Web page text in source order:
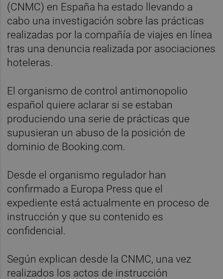
(CNMC) en España ha estado llevando a
cabo una investigación sobre las prácticas
realizadas por la compañía de viajes en línea
tras una denuncia realizada por asociaciones
hoteleras.
El organismo de control antimonopolio
español quiere aclarar si se estaban
produciendo una serie de prácticas que
supusieran un abuso de la posición de
dominio de Booking.com.
Desde el organismo regulador han
confirmado a Europa Press que el
expediente está actualmente en proceso de
instrucción y que su contenido es
confidencial.
Según explican desde la CNMC, una vez
realizados los actos de instrucción